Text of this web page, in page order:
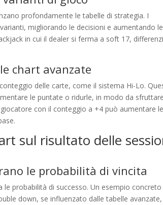
profondamente le tabelle di strategia. I
migliorando le decisioni e aumentando le
in cui il dealer si ferma a soft 17,
chart avanzate
delle carte, come il sistema Hi-Lo.
le puntate o ridurle, in modo da
con il conteggio a +4 può aumentare le
sul risultato delle
le probabilità di vincita
probabilità di successo. Un esempio concreto
down, se influenzato dalle tabelle